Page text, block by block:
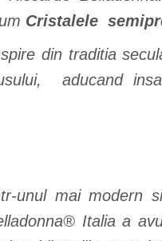
Cristalele
din traditia
aducand
unul mai modern
Italia a